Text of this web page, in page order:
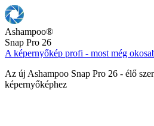
Ashampoo®
Snap Pro 26
A képernyőkép profi - most még
Az új Ashampoo Snap Pro 26 - élő
képernyőképhez